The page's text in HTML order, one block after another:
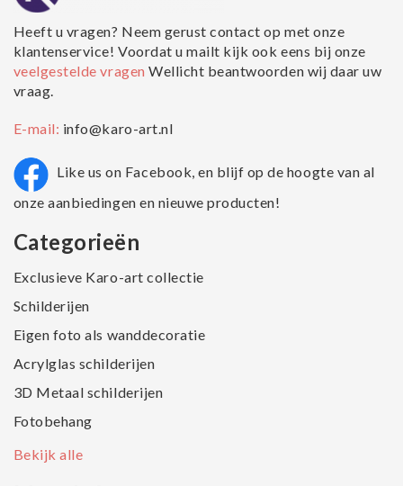
Heeft u vragen? Neem gerust contact op met onze
klantenservice! Voordat u mailt kijk ook eens bij onze
veelgestelde vragenWellicht beantwoorden wij daar uw
vraag.
E-mail: info@karo-art.nl
Like us on Facebook, en blijf op de hoogte van al
onze aanbiedingen en nieuwe producten!
Categorieën
Exclusieve Karo-art collectie
Schilderijen
Eigen foto als wanddecoratie
Acrylglas schilderijen
3D Metaal schilderijen
Fotobehang
Bekijk alle